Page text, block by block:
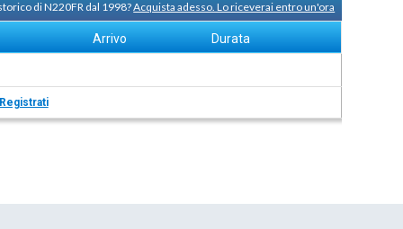
di N220FR dal 1998?Acquista adesso. Lo riceverai entro un'ora
Arrivo Durata